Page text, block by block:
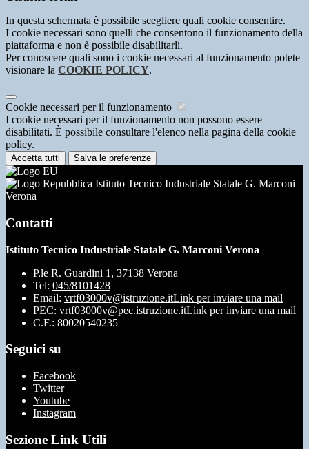
In questa schermata è possibile scegliere quali cookie consentire.
I cookie necessari sono quelli che consentono il funzionamento della
piattaforma e non è possibile disabilitarli.
Per conoscere quali sono i cookie necessari al funzionamento potete
visionare la COOKIE POLICY.
Cookie necessari per il funzionamento
I cookie necessari per il funzionamento non possono essere
disabilitati. È possibile consultare l'elenco nella pagina della cookie
policy.
Accetta tutti Salva le preferenze
Istituto Tecnico Industriale Statale G. Marconi
Verona
Contatti
Istituto Tecnico Industriale Statale G. Marconi Verona
P.le R. Guardini 1, 37138 Verona
Tel: 045/8101428
Email: vrtf03000v@istruzione.itLink per inviare una mail
PEC: vrtf03000v@pec.istruzione.itLink per inviare una mail
C.F.: 80020540235
Seguici su
Facebook
Twitter
Youtube
Instagram
Sezione Link Utili